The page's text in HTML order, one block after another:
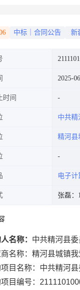
中标｜合同公告 新
2025-
时间
中共精
精河县
电子计
张磊：
名称： 中共精河县
名称： 精河县城镇
目名称： 中共精河
目编号：